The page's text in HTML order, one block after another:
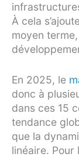
À cela
moyen
En 2025, le
donc à
dans ces 15
tendance
que la
linéaire. Pour